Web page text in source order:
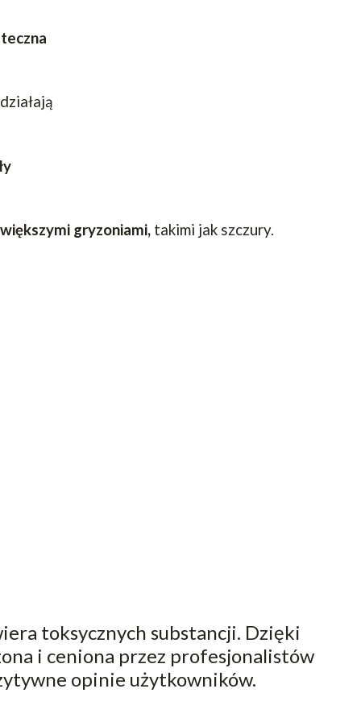
gryzoniami, takimi jak szczury.
toksycznych substancji. Dzięki
i ceniona przez profesjonalistów
opinie użytkowników.